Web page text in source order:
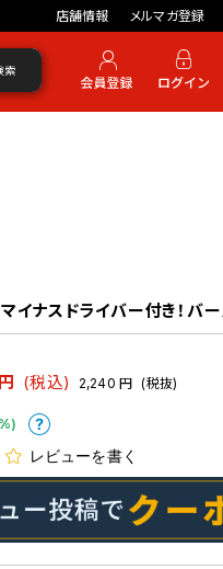
店舗情報 メルマガ登録
索
イナスドライバー付き！バ
(税込) 2,240 円 (税抜)
レビューを書く